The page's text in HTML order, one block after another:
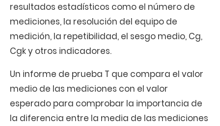
resultados estadísticos como el número de
mediciones, la resolución del equipo de
medición, la repetibilidad, el sesgo medio, Cg,
Cgk y otros indicadores.
Un informe de prueba T que compara el valor
medio de las mediciones con el valor
esperado para comprobar la importancia de
la diferencia entre la media de las mediciones